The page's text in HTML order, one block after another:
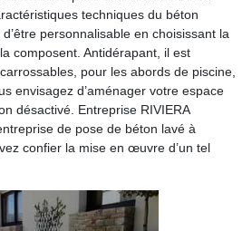
techniques du béton
personnalisable en choisissant la
composent. Antidérapant, il est
pour les abords de piscine,
envisagez d’aménager votre espace
désactivé. Entreprise RIVIERA
de pose de béton lavé à
confier la mise en œuvre d’un tel